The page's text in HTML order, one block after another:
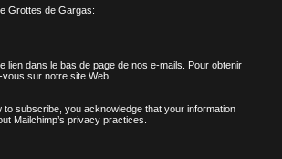
Grottes de Gargas:
lien dans le bas de page de nos e-mails. Pour obtenir
sur notre site Web.
subscribe, you acknowledge that your information
Mailchimp’s privacy practices.